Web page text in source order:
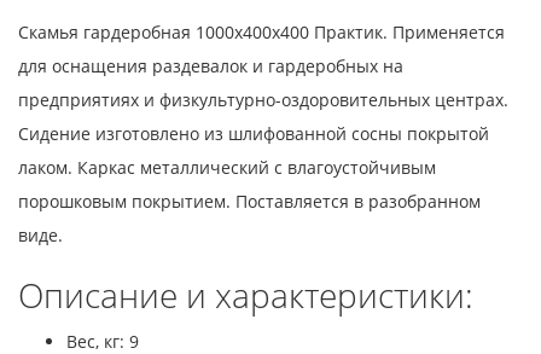
Скамья гардеробная 1000x400x400 Практик. Применяется
для оснащения раздевалок и гардеробных на
предприятиях и физкультурно-оздоровительных центрах.
Сидение изготовлено из шлифованной сосны покрытой
лаком. Каркас металлический с влагоустойчивым
порошковым покрытием. Поставляется в разобранном
виде.
Описание и характеристики:
Вес, кг: 9